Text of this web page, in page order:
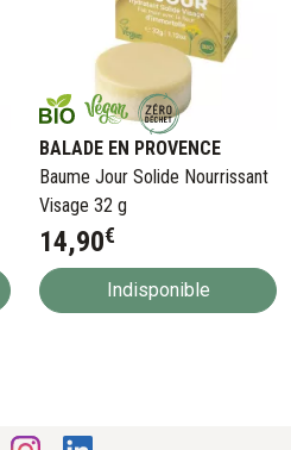
BALADE EN PROVENCE
Baume Jour Solide Nourrissant
Visage 32 g
14,90€
Indisponible